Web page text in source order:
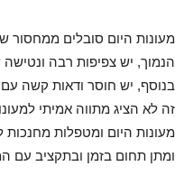
מעונות היום סובלים
הנמוך, יש צפיפות רבה
בנוסף, יש חוסר ודאות קשה
זה לא הציג מתווה אמיתי
מעונות היום ומטפלות
ומתן תחום בזמן ובתקציב עם